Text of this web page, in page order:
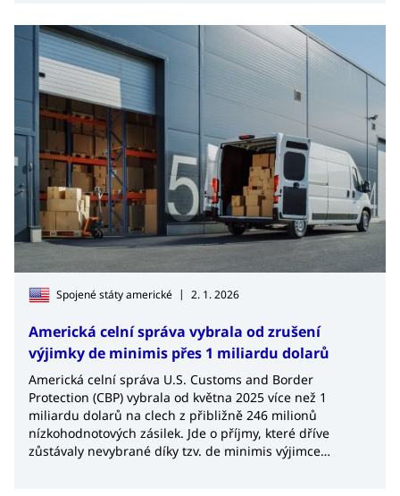
Spojené státy americké | 2. 1. 2026
Americká celní správa vybrala od zrušení
výjimky de minimis přes 1 miliardu dolarů
Americká celní správa U.S. Customs and Border
Protection (CBP) vybrala od května 2025 více než 1
miliardu dolarů na clech z přibližně 246 milionů
nízkohodnotových zásilek. Jde o příjmy, které dříve
zůstávaly nevybrané díky tzv. de minimis výjimce